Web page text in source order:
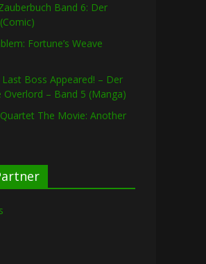
Band 6: Der
Fortune’s Weave
Last Boss Appeared! – Der
– Band 5 (Manga)
The Movie: Another